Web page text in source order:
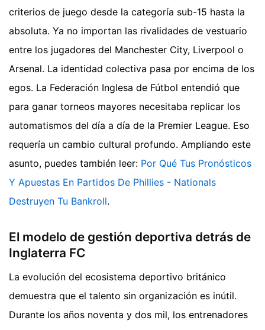
criterios de juego desde la categoría sub-15 hasta la
absoluta. Ya no importan las rivalidades de vestuario
entre los jugadores del Manchester City, Liverpool o
Arsenal. La identidad colectiva pasa por encima de los
egos. La Federación Inglesa de Fútbol entendió que
para ganar torneos mayores necesitaba replicar los
automatismos del día a día de la Premier League. Eso
requería un cambio cultural profundo. Ampliando este
asunto, puedes también leer: Por Qué Tus Pronósticos
Y Apuestas En Partidos De Phillies - Nationals
Destruyen Tu Bankroll.
El modelo de gestión deportiva detrás de
Inglaterra FC
La evolución del ecosistema deportivo británico
demuestra que el talento sin organización es inútil.
Durante los años noventa y dos mil, los entrenadores